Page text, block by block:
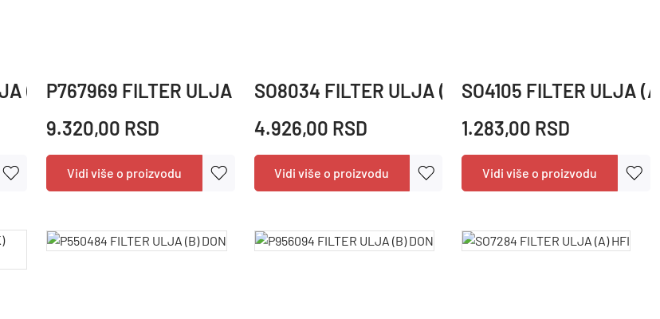
(B) DON
P767969 FILTER ULJA (B) DON
9.320,00 RSD
Vidi više o proizvodu
SO8034 FILTER ULJA (A) HFI
4.926,00 RSD
Vidi više o proizvodu
SO4105 FILTER ULJA
1.283,00 RSD
Vidi više o proizvodu